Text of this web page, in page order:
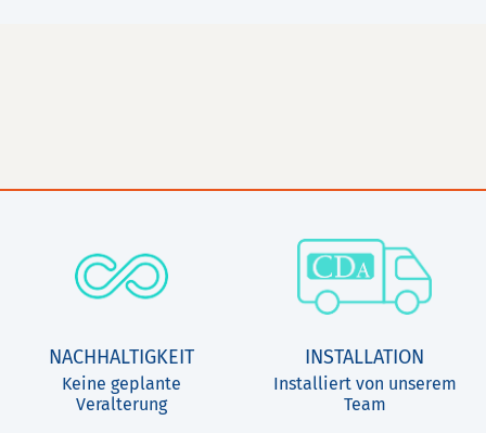
NACHHALTIGKEIT
Keine geplante
Veralterung
INSTALLATION
Installiert von unserem
Team